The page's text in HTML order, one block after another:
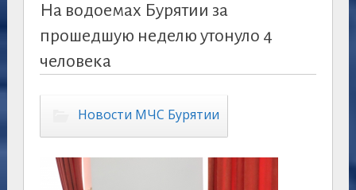
На водоемах Бурятии за
прошедшую неделю утонуло 4
человека
Новости МЧС Бурятии